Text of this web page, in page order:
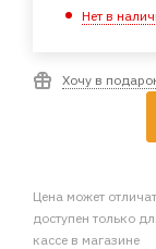
Нет в
Хочу в
Цена может
доступен только
кассе в магазине